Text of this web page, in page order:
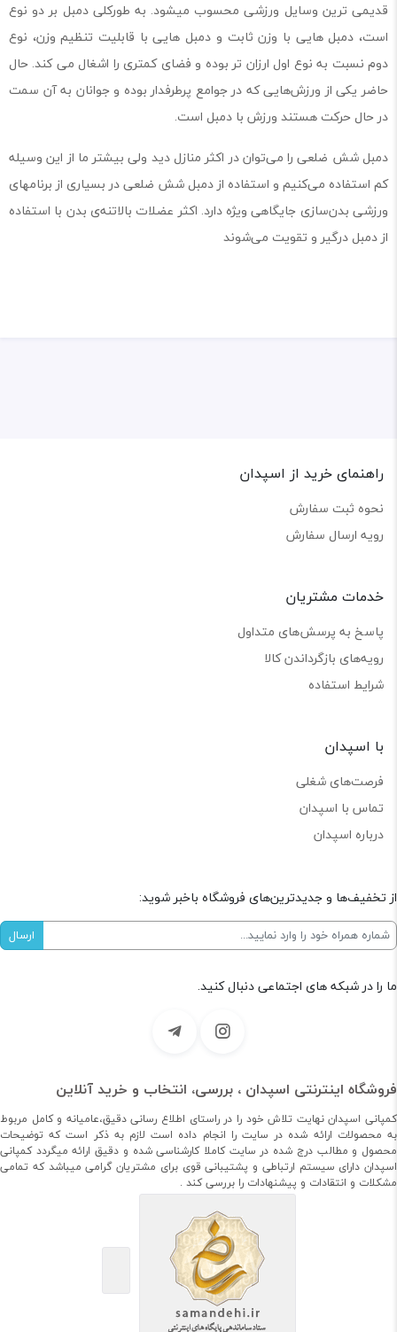
قدیمی ترین وسایل ورزشی محسوب میشود. به‌ طورکلی دمبل‌ بر دو نوع
است، دمبل ‌هایی با وزن ثابت و دمبل‌ هایی با قابلیت تنظیم وزن، نوع
دوم نسبت به نوع اول ارزان‌ تر بوده و فضای کمتری را اشغال می‌ کند. حال
حاضر یکی از ورزش‌هایی که در جوامع پرطرفدار بوده و جوانان به آن سمت
در حال حرکت هستند ورزش با دمبل است.
دمبل شش ضلعی را می‌توان در اکثر منازل دید ولی بیشتر ما از این وسیله
کم استفاده می‌کنیم و استفاده از دمبل شش ضلعی در بسیاری از برنامهای
ورزشی بدن‌سازی جایگاهی ویژه دارد. اکثر عضلات‌ بالاتنه‌ی بدن با استفاده
از دمبل درگیر و تقویت می‌شوند
راهنمای خرید از اسپدان
نحوه ثبت سفارش
رویه ارسال سفارش
خدمات مشتریان
پاسخ به پرسش‌های متداول
رویه‌های بازگرداندن کالا
شرایط استفاده
با اسپدان
فرصت‌های شغلی
تماس با اسپدان
درباره اسپدان
از تخفیف‌ها و جدیدترین‌های فروشگاه باخبر شوید:
ما را در شبکه های اجتماعی دنبال کنید.
فروشگاه اینترنتی اسپدان ، بررسی، انتخاب و خرید آنلاین
کمپانی اسپدان نهایت تلاش خود را در راستای اطلاع رسانی دقیق،عامیانه و کامل مربوط
به محصولات ارائه شده در سایت را انجام داده است لازم به ذکر است که توضیحات
محصول و مطالب درج شده در سایت کاملا کارشناسی شده و دقیق ارائه میگردد کمپانی
اسپدان دارای سیستم ارتباطی و پشتیبانی قوی برای مشتریان گرامی میباشد که تمامی
مشکلات و انتقادات و پیشنهادات را بررسی کند .